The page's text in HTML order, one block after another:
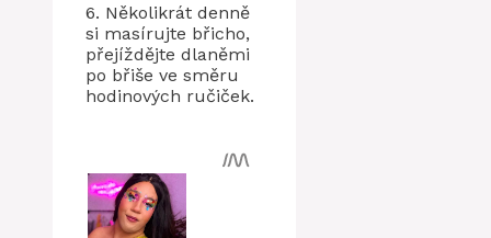
6. Několikrát denně
si masírujte břicho,
přejíždějte dlaněmi
po břiše ve směru
hodinových ručiček.